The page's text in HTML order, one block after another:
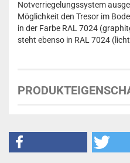
Notverriegelungssystem
Möglichkeit den Tresor im
in der Farbe RAL 7024
steht ebenso in RAL 7024